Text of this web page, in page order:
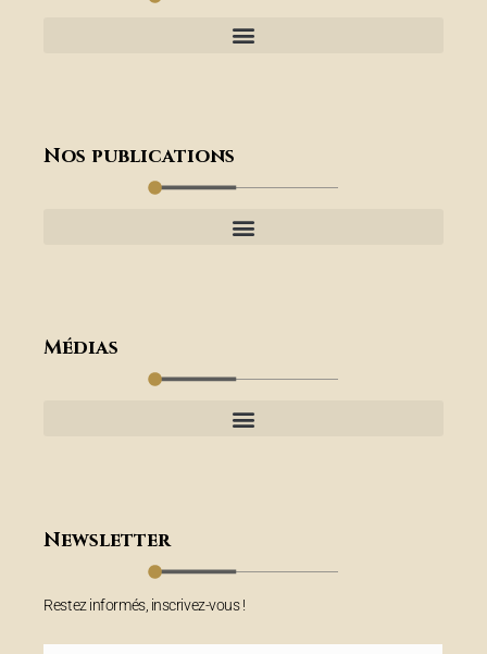
Nos publications
Médias
Newsletter
Restez informés, inscrivez-vous !